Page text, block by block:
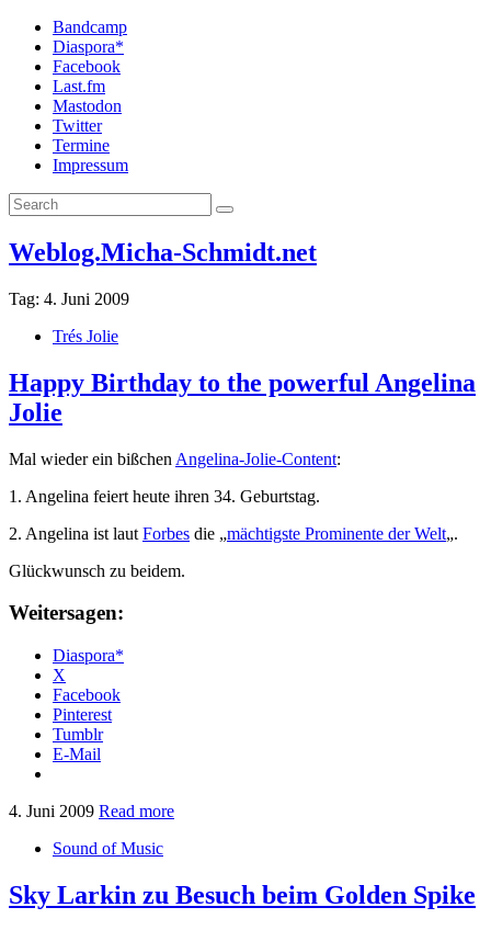
Bandcamp
Diaspora*
Facebook
Last.fm
Mastodon
Twitter
Termine
Impressum
Weblog.Micha-Schmidt.net
Tag: 4. Juni 2009
Trés Jolie
Happy Birthday to the powerful Angelina
Jolie
Mal wieder ein bißchen Angelina-Jolie-Content:
1. Angelina feiert heute ihren 34. Geburtstag.
2. Angelina ist laut Forbes die „mächtigste Prominente der Welt„.
Glückwunsch zu beidem.
Weitersagen:
Diaspora*
X
Facebook
Pinterest
Tumblr
E-Mail
4. Juni 2009 Read more
Sound of Music
Sky Larkin zu Besuch beim Golden Spike